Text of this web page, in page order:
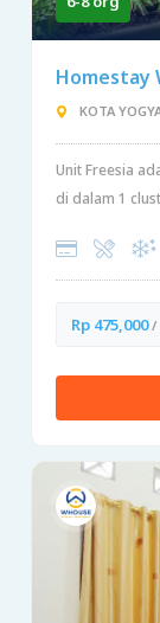
Homestay
KOTA
Unit Freesia
di dalam 1
Rp 475,000/